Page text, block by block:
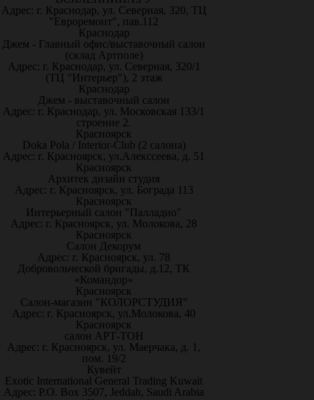
Адрес: г. Краснодар, ул. Северная, 320, ТЦ
"Евроремонт", пав.112
Краснодар
Джем - Главный офис/выставочный салон
(склад Артполе)
Адрес: г. Краснодар, ул. Северная, 320/1
(ТЦ "Интерьер"), 2 этаж
Краснодар
Джем - выставочный салон
Адрес: г. Краснодар, ул. Московская 133/1
строение 2.
Красноярск
Doka Pola / Interior-Club (2 салона)
Адрес: г. Красноярск, ул.Алекссеева, д. 51
Красноярск
Архитек дизайн студия
Адрес: г. Красноярск, ул. Бограда 113
Красноярск
Интерьерный салон "Палладио"
Адрес: г. Красноярск, ул. Молокова, 28
Красноярск
Салон Декорум
Адрес: г. Красноярск, ул. 78
Добровольческой бригады, д.12, ТК
«Командор»
Красноярск
Салон-магазин "КОЛОРСТУДИЯ"
Адрес: г. Красноярск, ул.Молокова, 40
Красноярск
салон АРТ-ТОН
Адрес: г. Красноярск, ул. Маерчака, д. 1,
пом. 19/2
Кувейт
Exotic International General Trading Kuwait
Адрес: P.O. Box 3507, Jeddah, Saudi Arabia